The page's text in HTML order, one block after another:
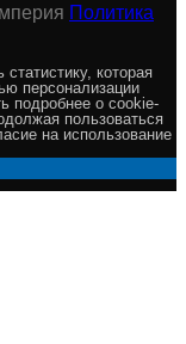
Политика
которая
персонализации
подробнее о cookie-
пользоваться
на использование